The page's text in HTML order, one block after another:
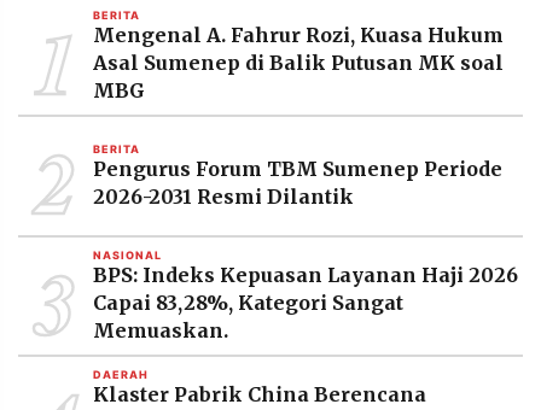
©
Resolusi.co
-
PT.
RESOLUSI
MEDIA
1 BERITA
Mengenal A. Fahrur Rozi, Kuasa Hukum
Asal Sumenep di Balik Putusan MK soal
MBG
2 BERITA
Pengurus Forum TBM Sumenep Periode
2026-2031 Resmi Dilantik
3 NASIONAL
BPS: Indeks Kepuasan Layanan Haji 2026
Capai 83,28%, Kategori Sangat
Memuaskan.
DAERAH
Klaster Pabrik China Berencana